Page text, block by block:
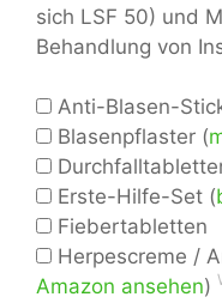
sich LSF 50) und
Behandlung von
Anti-Blasen-
Blasenpflaster (
Erste-Hilfe-Set (
Fiebertabletten
Herpescreme /
Amazon ansehen)